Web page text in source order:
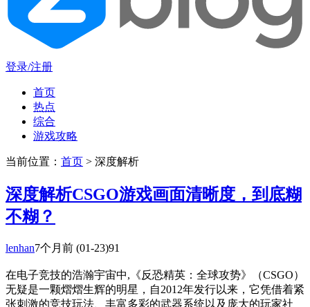
登录/注册
首页
热点
综合
游戏攻略
当前位置： 首页 > 深度解析
深度解析CSGO游戏画面清晰度，到底糊
不糊？
lenhan7个月前 (01-23)91
在电子竞技的浩瀚宇宙中,《反恐精英：全球攻势》（CSGO）
无疑是一颗熠熠生辉的明星，自2012年发行以来，它凭借着紧
张刺激的竞技玩法、丰富多彩的武器系统以及庞大的玩家社